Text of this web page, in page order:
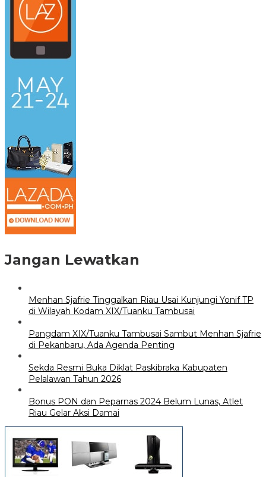
Jangan Lewatkan
Menhan Sjafrie Tinggalkan Riau Usai Kunjungi Yonif TP
di Wilayah Kodam XIX/Tuanku Tambusai
Pangdam XIX/Tuanku Tambusai Sambut Menhan Sjafrie
di Pekanbaru, Ada Agenda Penting
Sekda Resmi Buka Diklat Paskibraka Kabupaten
Pelalawan Tahun 2026
Bonus PON dan Peparnas 2024 Belum Lunas, Atlet
Riau Gelar Aksi Damai